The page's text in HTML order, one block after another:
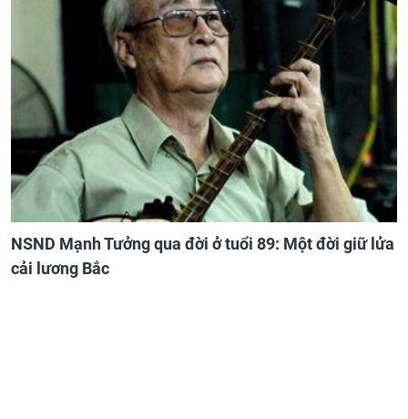
NSND Mạnh Tưởng qua đời ở tuổi 89: Một đời giữ lửa
cải lương Bắc